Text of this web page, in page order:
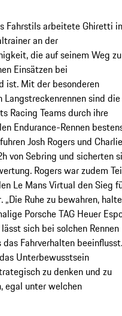
Fahrstils arbeitete Ghiretti
an der
die auf seinem Weg
Einsätzen bei
ist. Mit der besonderen
Langstreckenrennen sind die
Racing Teams durch ihre
Endurance-Rennen
Josh Rogers und Charlie
von Sebring und sicherten
Rogers war zudem
Le Mans Virtual den Sieg
„Die Ruhe zu bewahren, halte
Porsche TAG Heuer
sich bei solchen Rennen
Fahrverhalten
Unterbewusstsein
zu denken und zu
egal unter welchen